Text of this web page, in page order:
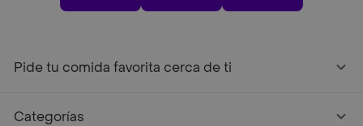
Pide tu comida favorita cerca de ti
Categorías